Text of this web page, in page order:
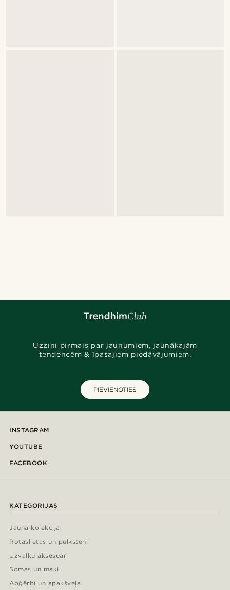
Uzzini pirmais par jaunumiem, jaunākajām
tendencēm & īpašajiem piedāvājumiem.
PIEVIENOTIES
INSTAGRAM
YOUTUBE
FACEBOOK
KATEGORIJAS
Jaunā kolekcija
Rotaslietas un pulksteņi
Uzvalku aksesuāri
Somas un maki
Apģērbi un apakšveļa